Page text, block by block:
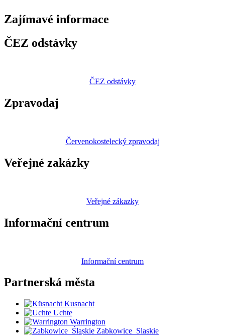
Zajímavé informace
ČEZ odstávky
ČEZ odstávky
Zpravodaj
Červenokostelecký zpravodaj
Veřejné zakázky
Veřejné zákazky
Informační centrum
Informační centrum
Partnerská města
Kusnacht
Uchte
Warrington
Zabkowice_Slaskie